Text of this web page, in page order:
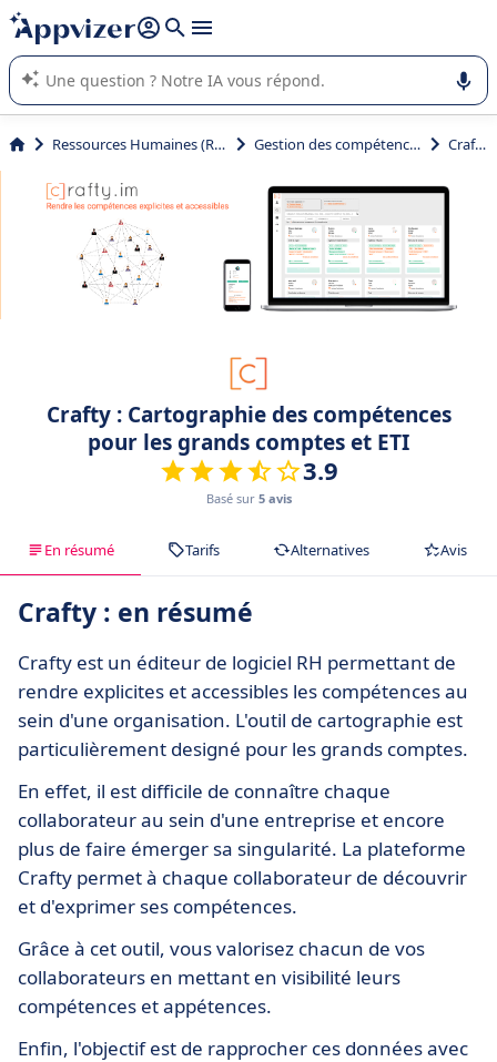
répondre (plusieurs lignes avec
L'IA de Appvizer vous guide dans l'utilisation ou la sélection de
logiciel SaaS en entreprise.
Ressources Humaines (RH) Gestion des compétences Crafty
Crafty : Cartographie des compétences
pour les grands comptes et ETI
3.9
Basé sur 5 avis
En résumé Tarifs Alternatives Avis
Crafty : en résumé
Crafty est un éditeur de logiciel RH permettant de
rendre explicites et accessibles les compétences au
sein d'une organisation. L'outil de cartographie est
particulièrement designé pour les grands comptes.
En effet, il est difficile de connaître chaque
collaborateur au sein d'une entreprise et encore
plus de faire émerger sa singularité. La plateforme
Crafty permet à chaque collaborateur de découvrir
et d'exprimer ses compétences.
Grâce à cet outil, vous valorisez chacun de vos
collaborateurs en mettant en visibilité leurs
compétences et appétences.
Enfin, l'objectif est de rapprocher ces données avec